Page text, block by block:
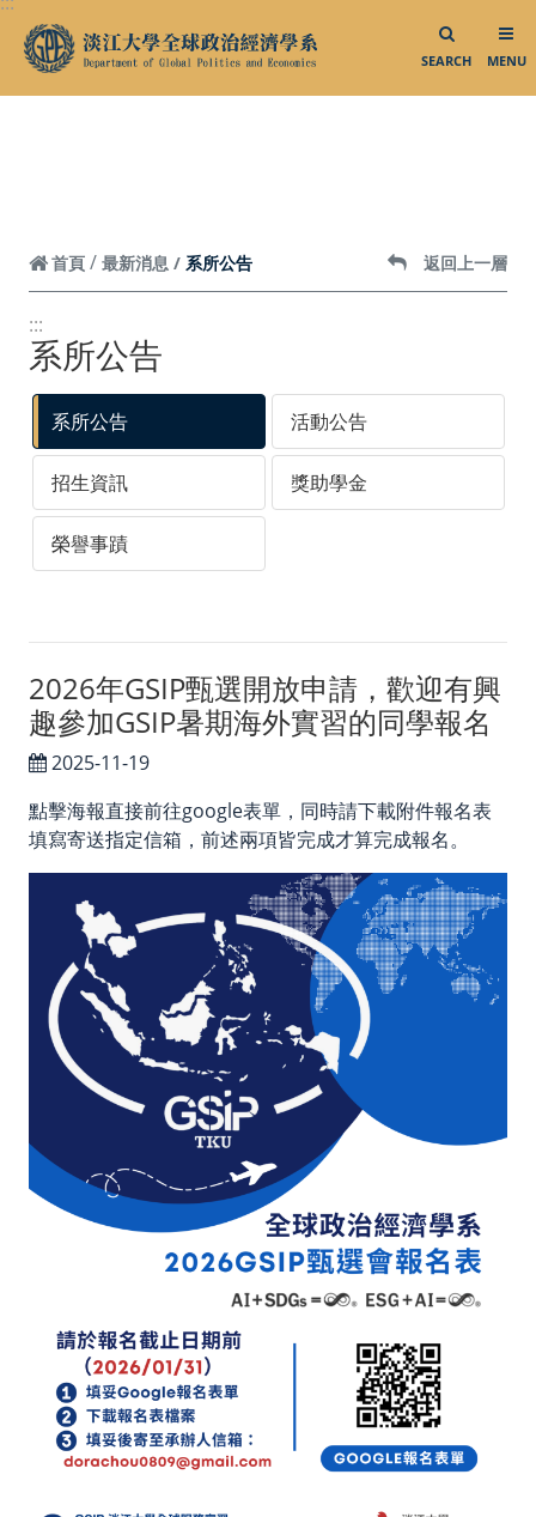
跳到頁面主要內容區
SEARCH MENU
影音專區
相關連結
智慧財產權專區
聯絡我們／媒體社群
聯絡我們
Facebook
首頁 最新消息 系所公告 返回上一層
:::
系所公告
系所公告 活動公告
招生資訊 獎助學金
榮譽事蹟
2026年GSIP甄選開放申請，歡迎有興
趣參加GSIP暑期海外實習的同學報名
2025-11-19
點擊海報直接前往google表單，同時請下載附件報名表
填寫寄送指定信箱，前述兩項皆完成才算完成報名。